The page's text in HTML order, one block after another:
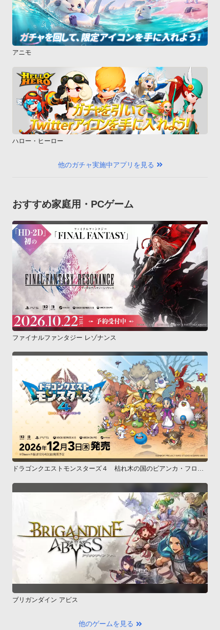
アニモ
ハロー・ヒーロー
他のガチャ実施中アプリを見る
おすすめ家庭用・PCゲーム
ファイナルファンタジー レゾナンス
ドラゴンクエストモンスターズ４ 枯れ木の国のビアンカ・フロー
ブリガンダイン アビス
他のゲームを見る